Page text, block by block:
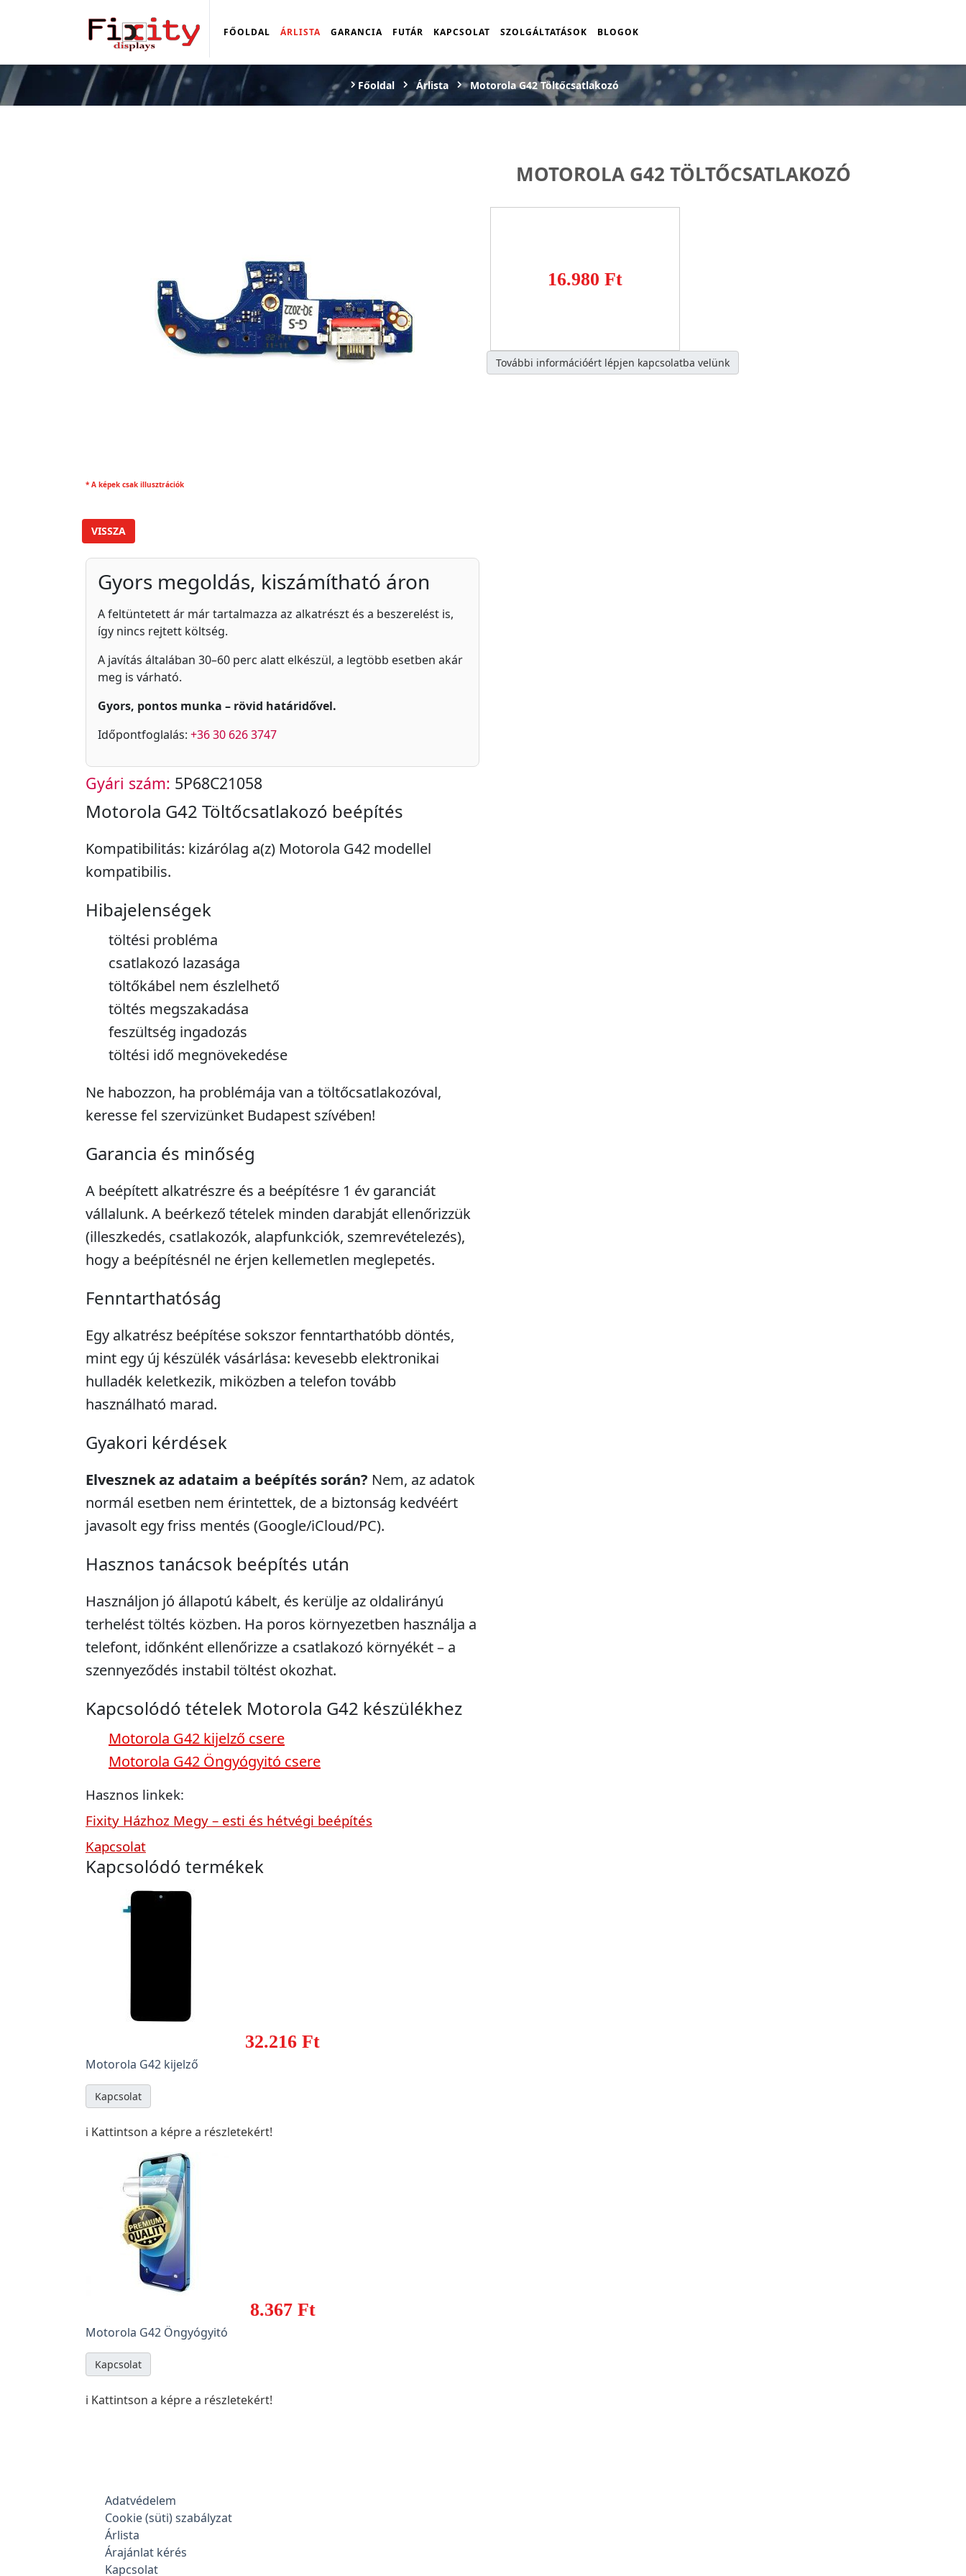
FŐOLDAL ÁRLISTA GARANCIA FUTÁR KAPCSOLAT SZOLGÁLTATÁSOK BLOGOK
Főoldal Árlista Motorola G42 Töltőcsatlakozó
* A képek csak illusztrációk
MOTOROLA G42 TÖLTŐCSATLAKOZÓ
16.980 Ft
További információért lépjen kapcsolatba velünk
VISSZA
Gyors megoldás, kiszámítható áron
A feltüntetett ár már tartalmazza az alkatrészt és a beszerelést is,
így nincs rejtett költség.
A javítás általában 30–60 perc alatt elkészül, a legtöbb esetben akár
meg is várható.
Gyors, pontos munka – rövid határidővel.
Időpontfoglalás: +36 30 626 3747
Gyári szám: 5P68C21058
Motorola G42 Töltőcsatlakozó beépítés
Kompatibilitás: kizárólag a(z) Motorola G42 modellel
kompatibilis.
Hibajelenségek
töltési probléma
csatlakozó lazasága
töltőkábel nem észlelhető
töltés megszakadása
feszültség ingadozás
töltési idő megnövekedése
Ne habozzon, ha problémája van a töltőcsatlakozóval,
keresse fel szervizünket Budapest szívében!
Garancia és minőség
A beépített alkatrészre és a beépítésre 1 év garanciát
vállalunk. A beérkező tételek minden darabját ellenőrizzük
(illeszkedés, csatlakozók, alapfunkciók, szemrevételezés),
hogy a beépítésnél ne érjen kellemetlen meglepetés.
Fenntarthatóság
Egy alkatrész beépítése sokszor fenntarthatóbb döntés,
mint egy új készülék vásárlása: kevesebb elektronikai
hulladék keletkezik, miközben a telefon tovább
használható marad.
Gyakori kérdések
Elvesznek az adataim a beépítés során? Nem, az adatok
normál esetben nem érintettek, de a biztonság kedvéért
javasolt egy friss mentés (Google/iCloud/PC).
Hasznos tanácsok beépítés után
Használjon jó állapotú kábelt, és kerülje az oldalirányú
terhelést töltés közben. Ha poros környezetben használja a
telefont, időnként ellenőrizze a csatlakozó környékét – a
szennyeződés instabil töltést okozhat.
Kapcsolódó tételek Motorola G42 készülékhez
Motorola G42 kijelző csere
Motorola G42 Öngyógyitó csere
Hasznos linkek:
Fixity Házhoz Megy – esti és hétvégi beépítés
Kapcsolat
Kapcsolódó termékek
32.216 Ft
Motorola G42 kijelző
Kapcsolat
ℹ️ Kattintson a képre a részletekért!
8.367 Ft
Motorola G42 Öngyógyitó
Kapcsolat
ℹ️ Kattintson a képre a részletekért!
Adatvédelem
Cookie (süti) szabályzat
Árlista
Árajánlat kérés
Kapcsolat